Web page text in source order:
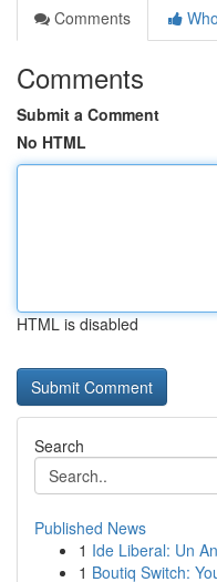
Comments
Comments
Submit a Comment
No HTML
HTML is disabled
Search
Published News
1 Ide Liberal: Un
1 Boutiq Switch: